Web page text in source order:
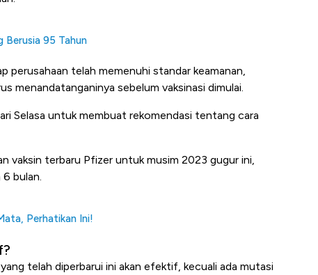
Berusia 95 Tahun
perusahaan telah memenuhi standar keamanan,
menandatanganinya sebelum vaksinasi dimulai.
Selasa untuk membuat rekomendasi tentang cara
vaksin terbaru Pfizer untuk musim 2023 gugur ini,
bulan.
Perhatikan Ini!
telah diperbarui ini akan efektif, kecuali ada mutasi